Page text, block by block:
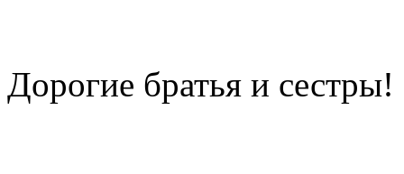
Дорогие братья и сестры!